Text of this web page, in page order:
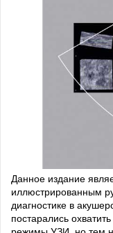
Данное издание
иллюстрированным
диагностике в
постарались